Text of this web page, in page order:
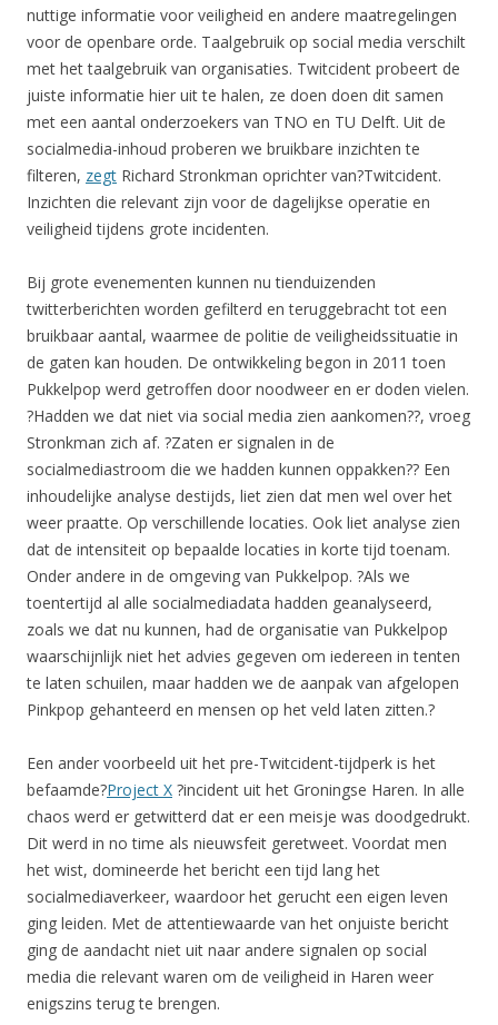
nuttige informatie voor veiligheid en andere maatregelingen
voor de openbare orde. Taalgebruik op social media verschilt
met het taalgebruik van organisaties. Twitcident probeert de
juiste informatie hier uit te halen, ze doen doen dit samen
met een aantal onderzoekers van TNO en TU Delft. Uit de
socialmedia-inhoud proberen we bruikbare inzichten te
filteren, zegt Richard Stronkman oprichter van?Twitcident.
Inzichten die relevant zijn voor de dagelijkse operatie en
veiligheid tijdens grote incidenten.
Bij grote evenementen kunnen nu tienduizenden
twitterberichten worden gefilterd en teruggebracht tot een
bruikbaar aantal, waarmee de politie de veiligheidssituatie in
de gaten kan houden. De ontwikkeling begon in 2011 toen
Pukkelpop werd getroffen door noodweer en er doden vielen.
?Hadden we dat niet via social media zien aankomen??, vroeg
Stronkman zich af. ?Zaten er signalen in de
socialmediastroom die we hadden kunnen oppakken?? Een
inhoudelijke analyse destijds, liet zien dat men wel over het
weer praatte. Op verschillende locaties. Ook liet analyse zien
dat de intensiteit op bepaalde locaties in korte tijd toenam.
Onder andere in de omgeving van Pukkelpop. ?Als we
toentertijd al alle socialmediadata hadden geanalyseerd,
zoals we dat nu kunnen, had de organisatie van Pukkelpop
waarschijnlijk niet het advies gegeven om iedereen in tenten
te laten schuilen, maar hadden we de aanpak van afgelopen
Pinkpop gehanteerd en mensen op het veld laten zitten.?
Een ander voorbeeld uit het pre-Twitcident-tijdperk is het
befaamde?Project X ?incident uit het Groningse Haren. In alle
chaos werd er getwitterd dat er een meisje was doodgedrukt.
Dit werd in no time als nieuwsfeit geretweet. Voordat men
het wist, domineerde het bericht een tijd lang het
socialmediaverkeer, waardoor het gerucht een eigen leven
ging leiden. Met de attentiewaarde van het onjuiste bericht
ging de aandacht niet uit naar andere signalen op social
media die relevant waren om de veiligheid in Haren weer
enigszins terug te brengen.